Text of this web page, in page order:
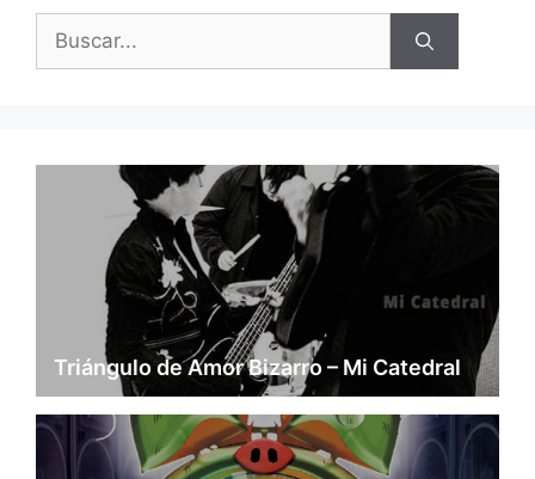
Buscar:
Triángulo de Amor Bizarro – Mi Catedral